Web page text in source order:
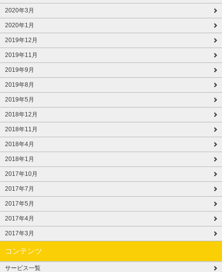
2020年3月
2020年1月
2019年12月
2019年11月
2019年9月
2019年8月
2019年5月
2018年12月
2018年11月
2018年4月
2018年1月
2017年10月
2017年7月
2017年5月
2017年4月
2017年3月
コンテンツ
サービス一覧